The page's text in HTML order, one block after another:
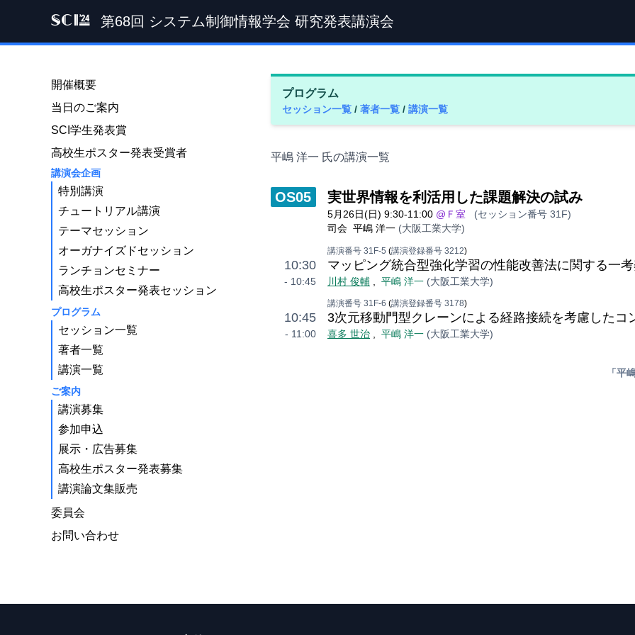
SCI '24 第68回 システム制御情報学会 研究発表講演会
プログラム
セッション一覧 / 著者一覧 / 講演一覧
平嶋 洋一 氏の講演一覧
OS05 実世界情報を利活用した課題解決の試み
5月26日(日) 9:30-11:00 @Ｆ室
(セッション番号 31F)
司会 平嶋 洋一 (大阪工業大学)
講演番号 31F-5 (講演登録番号 3212)
10:30
- 10:45
マッピング統合型強化学習の性能改善法に関する一
川村 俊輔 平嶋 洋一 (大阪工業大学)
講演番号 31F-6 (講演登録番号 3178)
10:45
- 11:00
3次元移動門型クレーンによる経路接続を考慮したコ
喜多 世治 平嶋 洋一 (大阪工業大学)
「平
開催概要
当日のご案内
SCI学生発表賞
高校生ポスター発表受賞者
講演会企画
特別講演
チュートリアル講演
テーマセッション
オーガナイズドセッション
ランチョンセミナー
高校生ポスター発表セッション
プログラム
セッション一覧
著者一覧
講演一覧
ご案内
講演募集
参加申込
展示・広告募集
高校生ポスター発表募集
講演論文集販売
委員会
お問い合わせ